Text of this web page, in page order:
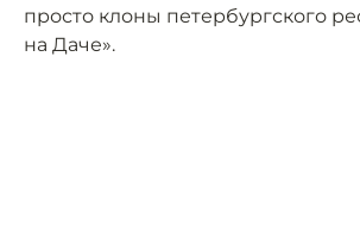
просто клоны петербургского
на Даче».